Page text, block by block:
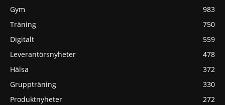
Gym
983
Träning
750
Digitalt
559
Leverantörsnyheter
478
Hälsa
372
Gruppträning
330
Produktnyheter
272